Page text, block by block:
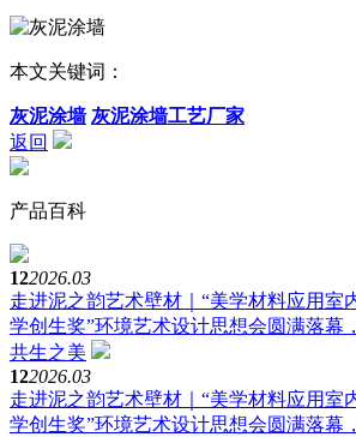
本文关键词：
灰泥涂墙 灰泥涂墙工艺厂家
返回
产品百科
122026.03
走进泥之韵艺术壁材｜“美学材料应用
学创生奖”环境艺术设计思想会圆满落幕
共生之美
122026.03
走进泥之韵艺术壁材｜“美学材料应用
学创生奖”环境艺术设计思想会圆满落幕